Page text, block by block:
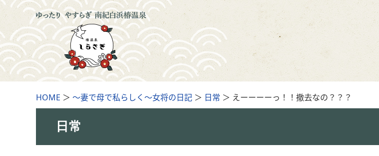
HOME ＞ ～妻で母で私らしく～女将の日記 ＞ 日常 ＞ えーーーーっ！！撤去なの？？？
日常